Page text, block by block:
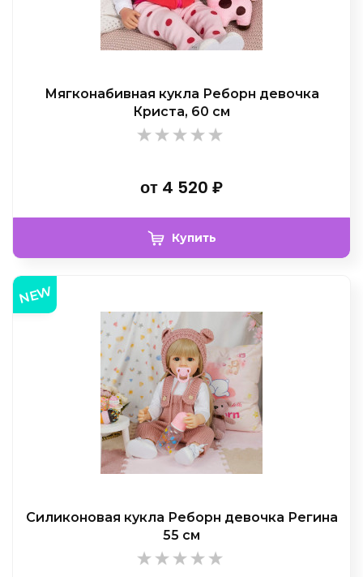
Мягконабивная кукла Реборн девочка
Криста, 60 см
от 4 520 ₽
Купить
NEW
Силиконовая кукла Реборн девочка Регина
55 см